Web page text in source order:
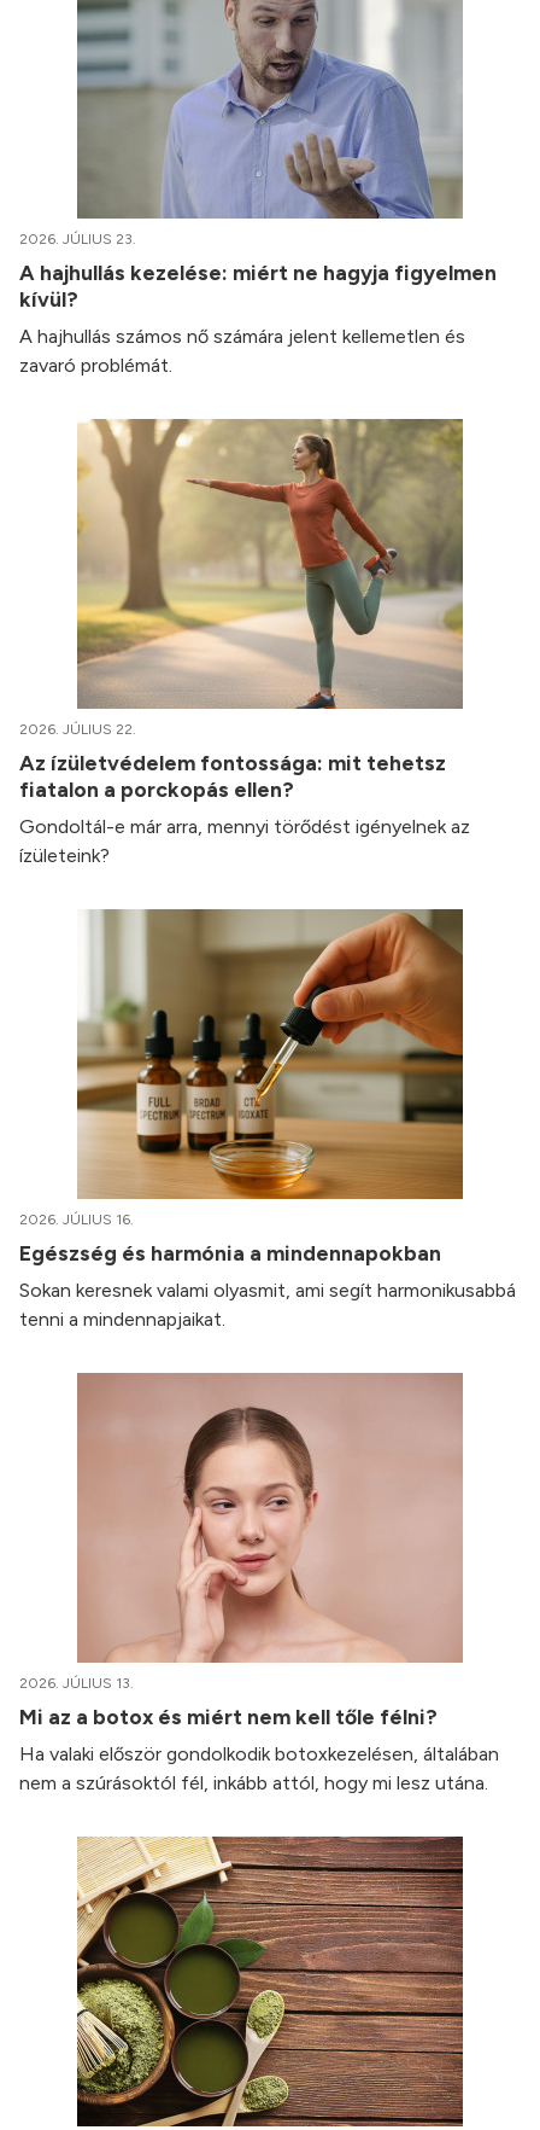
2026. JÚLIUS 23.
A hajhullás kezelése: miért ne hagyja figyelmen
kívül?
A hajhullás számos nő számára jelent kellemetlen és
zavaró problémát.
2026. JÚLIUS 22.
Az ízületvédelem fontossága: mit tehetsz
fiatalon a porckopás ellen?
Gondoltál-e már arra, mennyi törődést igényelnek az
ízületeink?
2026. JÚLIUS 16.
Egészség és harmónia a mindennapokban
Sokan keresnek valami olyasmit, ami segít harmonikusabbá
tenni a mindennapjaikat.
2026. JÚLIUS 13.
Mi az a botox és miért nem kell tőle félni?
Ha valaki először gondolkodik botoxkezelésen, általában
nem a szúrásoktól fél, inkább attól, hogy mi lesz utána.